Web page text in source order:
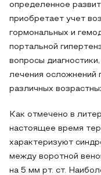
определенное
приобретает учет
гормональных и
портальной
вопросы
лечения осложнений
различных
Как отмечено в
настоящее время
характеризуют
между воротной
на 5 мм рт. ст.